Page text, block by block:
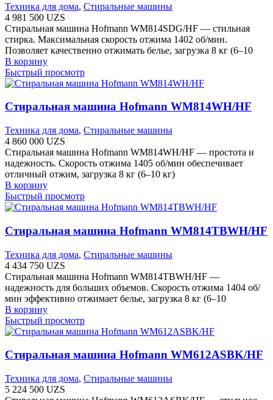
Техника для дома, Стиральные машины
4 981 500 UZS
Стиральная машина Hofmann WM814SDG/HF — стильная
стирка. Максимальная скорость отжима 1402 об/мин.
Позволяет качественно отжимать белье, загрузка 8 кг (6–10
В корзину
Быстрый просмотр
Стиральная машина Hofmann WM814WH/HF
Техника для дома, Стиральные машины
4 860 000 UZS
Стиральная машина Hofmann WM814WH/HF — простота и
надежность. Скорость отжима 1405 об/мин обеспечивает
отличный отжим, загрузка 8 кг (6–10 кг)
В корзину
Быстрый просмотр
Стиральная машина Hofmann WM814TBWH/HF
Техника для дома, Стиральные машины
4 434 750 UZS
Стиральная машина Hofmann WM814TBWH/HF —
надежность для больших объемов. Скорость отжима 1404 об/
мин эффективно отжимает белье, загрузка 8 кг (6–10
В корзину
Быстрый просмотр
Стиральная машина Hofmann WM612ASBK/HF
Техника для дома, Стиральные машины
5 224 500 UZS